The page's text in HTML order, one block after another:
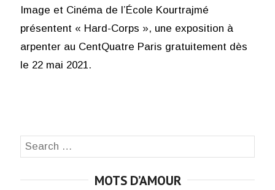
Image et Cinéma de l’École Kourtrajmé
présentent « Hard-Corps », une exposition à
arpenter au CentQuatre Paris gratuitement dès
le 22 mai 2021.
Search
MOTS D’AMOUR